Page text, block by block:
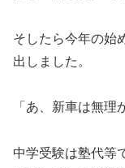
そしたら今年の始
出しました。
「あ、新車は無理
中学受験は塾代等